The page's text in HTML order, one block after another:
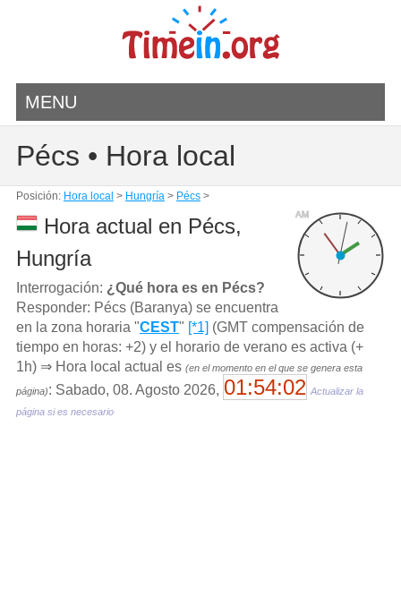
MENU
Pécs • Hora local
Posición: Hora local > Hungría> Pécs>
AM
Hora actual en Pécs,
Hungría
Interrogación: ¿Qué hora es en Pécs?
Responder: Pécs (Baranya) se encuentra
en la zona horaria "CEST" [*1] (GMT compensación de
tiempo en horas: +2) y el horario de verano es activa (+
1h) ⇒ Hora local actual es (en el momento en el que se genera esta
página): Sabado, 08. Agosto 2026, 01:54:02 Actualizar la
página si es necesario